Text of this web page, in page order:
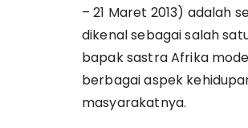
– 21 Maret 2013) adalah
dikenal sebagai salah
bapak sastra Afrika
berbagai aspek
masyarakatnya.